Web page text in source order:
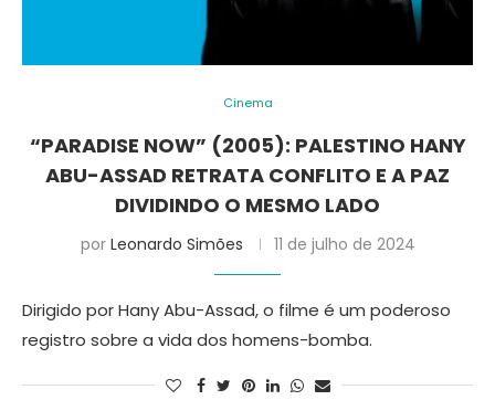
Cinema
“PARADISE NOW” (2005): PALESTINO HANY
ABU-ASSAD RETRATA CONFLITO E A PAZ
DIVIDINDO O MESMO LADO
por Leonardo Simões 11 de julho de 2024
Dirigido por Hany Abu-Assad, o filme é um poderoso
registro sobre a vida dos homens-bomba.